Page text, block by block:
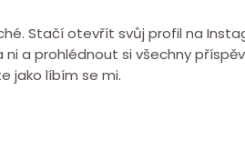
Stačí otevřít svůj profil na
a prohlédnout si všechny
jako líbím se mi.